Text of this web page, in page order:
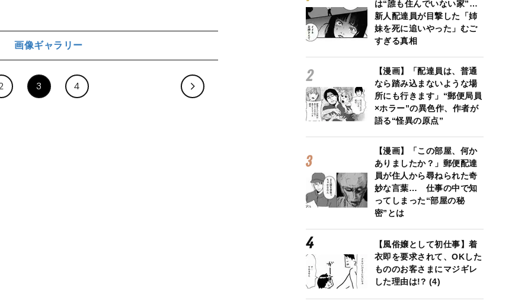
画像ギャラリー
3 4
は“誰も住んでいない家”…
新人配達員が目撃した「姉
妹を死に追いやった」むご
すぎる真相
【漫画】「配達員は、普通
なら踏み込まないような場
所にも行きます」“郵便局員
×ホラー”の異色作、作者が
語る“怪異の原点”
【漫画】「この部屋、何か
ありましたか？」郵便配達
員が住人から尋ねられた奇
妙な言葉… 仕事の中で知
ってしまった“部屋の秘
密”とは
【風俗嬢として初仕事】着
衣即を要求されて、OKした
もののお客さまにマジギレ
した理由は!? (4)